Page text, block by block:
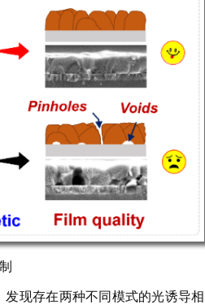
现存在两种不同模式的光诱导相